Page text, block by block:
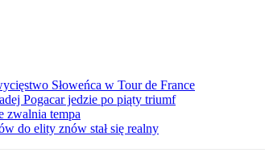
Słoweńca w Tour de France
Pogacar jedzie po piąty triumf
zwalnia tempa
do elity znów stał się realny